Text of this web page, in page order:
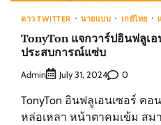
ดาว TWITTER นายแบบ เกย์ไทย
TonyTon แจกวาร์ปอินฟลูเ
ประสบการณ์แซ่บ
Admin July 31, 2024 0
TonyTon อินฟลูเอนเซอร์ คอ
หล่อเหลา หน้าตาคมเข้ม สม